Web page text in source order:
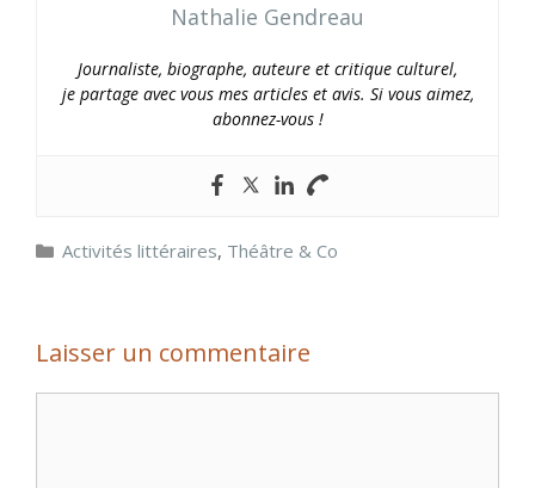
Nathalie Gendreau
Journaliste, biographe, auteure et critique culturel,
je partage avec vous mes articles et avis. Si vous aimez,
abonnez-vous !
Catégories
Activités littéraires, Théâtre & Co
Laisser un commentaire